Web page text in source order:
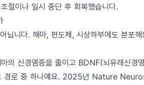
절이나 일시 중단 후 회복했습니다.
닙니다. 해마, 편도체, 시상하부에도 분포
의 신경염증을 줄이고 BDNF(뇌유래신경
경로 중 하나예요. 2025년 Nature